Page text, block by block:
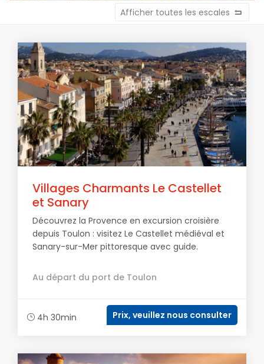
Afficher toutes les escales
Villages Charmants Le Castellet
et Sanary
Découvrez la Provence en excursion croisière
depuis Toulon : visitez Le Castellet médiéval et
Sanary-sur-Mer pittoresque avec guide.
Au départ du port de Toulon
4h 30min Prix, veuillez nous consulter